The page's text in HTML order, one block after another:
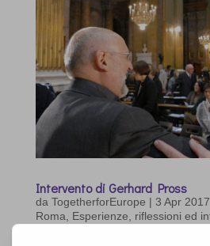
Intervento di Gerhard Pross
da TogetherforEurope | 3 Apr 2017
Roma
Esperienze, riflessioni ed